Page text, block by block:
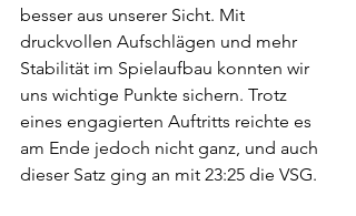
besser aus unserer Sicht. Mit
druckvollen Aufschlägen und mehr
Stabilität im Spielaufbau konnten wir
uns wichtige Punkte sichern. Trotz
eines engagierten Auftritts reichte es
am Ende jedoch nicht ganz, und auch
dieser Satz ging an mit 23:25 die VSG.